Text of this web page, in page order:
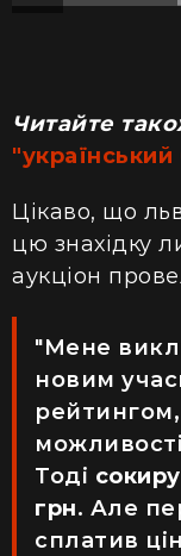
Читайте
Цікаво, що
цю знахідку
аукціон
"Мене
новим
Тоді
грн. Але
сплатив